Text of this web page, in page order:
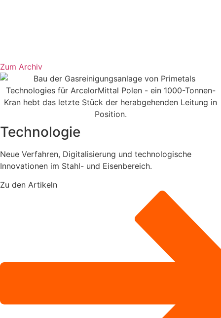
Zum Archiv
Technologie
Neue Verfahren, Digitalisierung und technologische
Innovationen im Stahl- und Eisenbereich.
Zu den Artikeln